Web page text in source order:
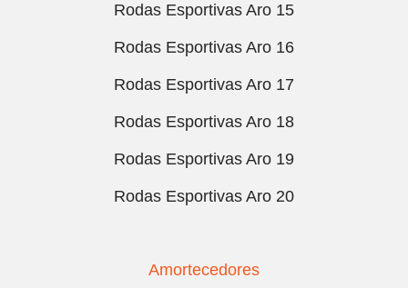
Rodas Esportivas Aro 15
Rodas Esportivas Aro 16
Rodas Esportivas Aro 17
Rodas Esportivas Aro 18
Rodas Esportivas Aro 19
Rodas Esportivas Aro 20
Amortecedores